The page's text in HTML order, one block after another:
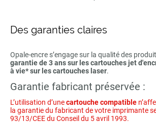
Des garanties claires
Opale-encre s’engage sur la qualité des
garantie de 3 ans sur les cartouches jet
à vie* sur les cartouches laser.
Garantie fabricant préservée :
L’utilisation d’unecartouche compatible
la garantie du fabricant de votre imprimante
93/13/CEE du Conseil du 5 avril 1993.